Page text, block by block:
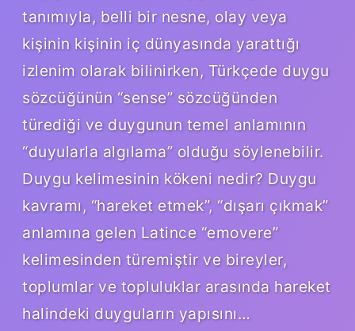
tanımıyla, belli bir nesne, olay veya
kişinin kişinin iç dünyasında yarattığı
izlenim olarak bilinirken, Türkçede duygu
sözcüğünün “sense” sözcüğünden
türediği ve duygunun temel anlamının
“duyularla algılama” olduğu söylenebilir.
Duygu kelimesinin kökeni nedir? Duygu
kavramı, “hareket etmek”, “dışarı çıkmak”
anlamına gelen Latince “emovere”
kelimesinden türemiştir ve bireyler,
toplumlar ve topluluklar arasında hareket
halindeki duyguların yapısını…